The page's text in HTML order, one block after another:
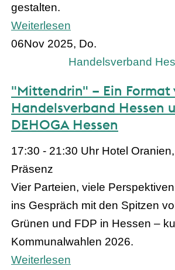
gestalten.
Weiterlesen
06Nov 2025, Do.
Handelsverband
"Mittendrin" – Ein Format
Handelsverband Hessen
DEHOGA Hessen
17:30 - 21:30 Uhr Hotel
Präsenz
Vier Parteien, viele
ins Gespräch mit den Spitzen
Grünen und FDP in Hessen –
Kommunalwahlen 2026.
Weiterlesen